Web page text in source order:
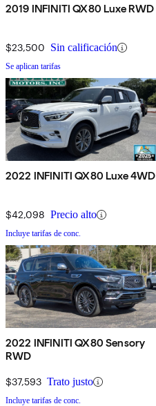
2019 INFINITI QX80 Luxe RWD
$23,500 Sin calificación
Se aplican tarifas
2022 INFINITI QX80 Luxe 4WD
$42,098 Precio alto
Incluye tarifas de conc.
2022 INFINITI QX80 Sensory
RWD
$37,593 Trato justo
Incluye tarifas de conc.